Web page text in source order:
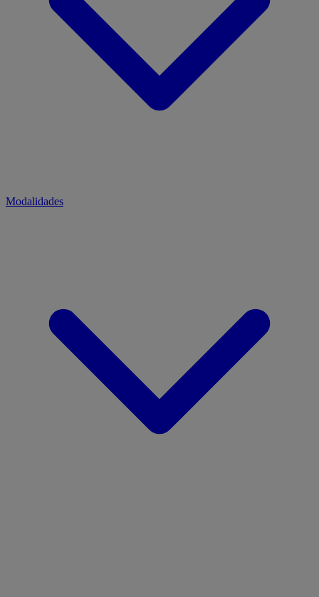
Modalidades